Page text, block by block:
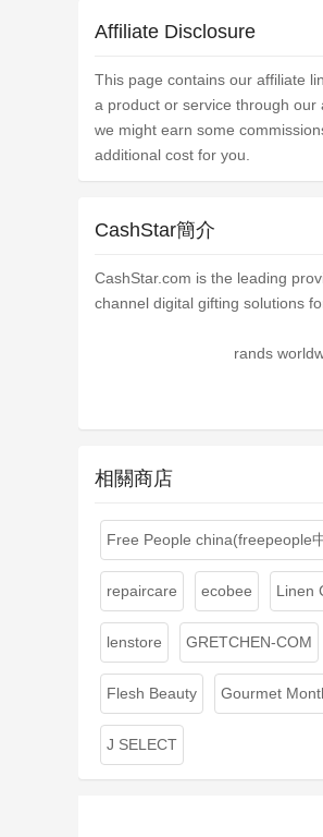
Affiliate Disclosure
This page contains our affiliate
a product or service through our
we might earn some
additional cost for you.
CashStar簡介
CashStar.com is the leading
channel digital gifting solutions
rands worldwide rely on
相關商店
Free People china(freepeople
repaircare ecobee Linen
lenstore GRETCHEN-COM
Flesh Beauty Gourmet
J SELECT